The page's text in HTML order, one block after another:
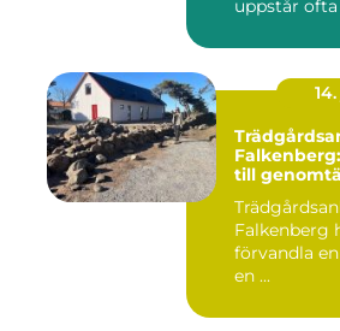
uppstår ofta
till
Falkenberg
förvandla
en ...